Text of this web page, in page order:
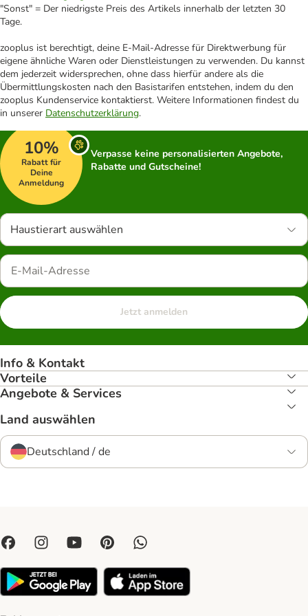
"Sonst" = Der niedrigste Preis des Artikels innerhalb der letzten 30
Tage.
zooplus ist berechtigt, deine E-Mail-Adresse für Direktwerbung für
eigene ähnliche Waren oder Dienstleistungen zu verwenden. Du kannst
dem jederzeit widersprechen, ohne dass hierfür andere als die
Übermittlungskosten nach den Basistarifen entstehen, indem du den
zooplus Kundenservice kontaktierst. Weitere Informationen findest du
in unserer Datenschutzerklärung.
10%
Rabatt für
Deine
Anmeldung
Verpasse keine personalisierten Angebote,
Rabatte und Gutscheine!
Haustierart auswählen
Jetzt anmelden
Info & Kontakt
Vorteile
Angebote & Services
Land auswählen
Deutschland / de